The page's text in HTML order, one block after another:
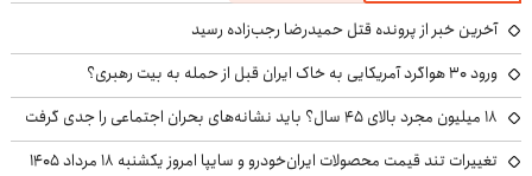
آخرین خبر از پرونده قتل حمیدرضا رجب‌زاده رسید
ورود ۳۰ هواگرد آمریکایی به خاک ایران قبل از حمله به بیت رهبری؟
۱۸ میلیون مجرد بالای ۴۵ سال؟ باید نشانه‌های بحران اجتماعی را جدی گرفت
تغییرات تند قیمت محصولات ایران‌خودرو و سایپا امروز یکشنبه ۱۸ مرداد ۱۴۰۵